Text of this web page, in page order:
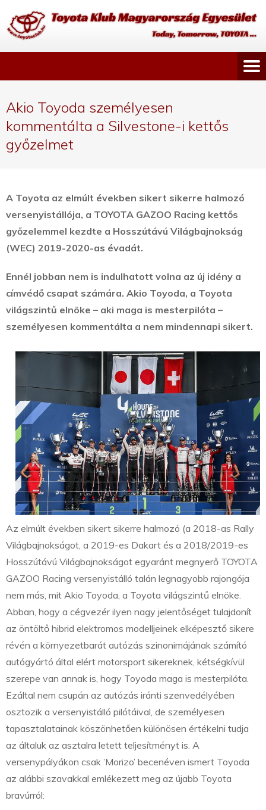
Akio Toyoda személyesen
kommentálta a Silvestone-i kettős
győzelmet
A Toyota az elmúlt években sikert sikerre halmozó
versenyistállója, a TOYOTA GAZOO Racing kettős
győzelemmel kezdte a Hosszútávú Világbajnokság
(WEC) 2019-2020-as évadát.
Ennél jobban nem is indulhatott volna az új idény a
címvédő csapat számára. Akio Toyoda, a Toyota
világszintű elnöke – aki maga is mesterpilóta –
személyesen kommentálta a nem mindennapi sikert.
Az elmúlt években sikert sikerre halmozó (a 2018-as Rally
Világbajnokságot, a 2019-es Dakart és a 2018/2019-es
Hosszútávú Világbajnokságot egyaránt megnyerő TOYOTA
GAZOO Racing versenyistálló talán legnagyobb rajongója
nem más, mit Akio Toyoda, a Toyota világszintű elnöke.
Abban, hogy a cégvezér ilyen nagy jelentőséget tulajdonít
az öntöltő hibrid elektromos modelljeinek elképesztő sikere
révén a környezetbarát autózás szinonimájának számító
autógyártó által elért motorsport sikereknek, kétségkívül
szerepe van annak is, hogy Toyoda maga is mesterpilóta.
Ezáltal nem csupán az autózás iránti szenvedélyében
osztozik a versenyistálló pilótáival, de személyesen
tapasztalatainak köszönhetően különösen értékelni tudja
az általuk az asztalra letett teljesítményt is. A
versenypályákon csak ’Morizo’ becenéven ismert Toyoda
az alábbi szavakkal emlékezett meg az újabb Toyota
bravúrról: